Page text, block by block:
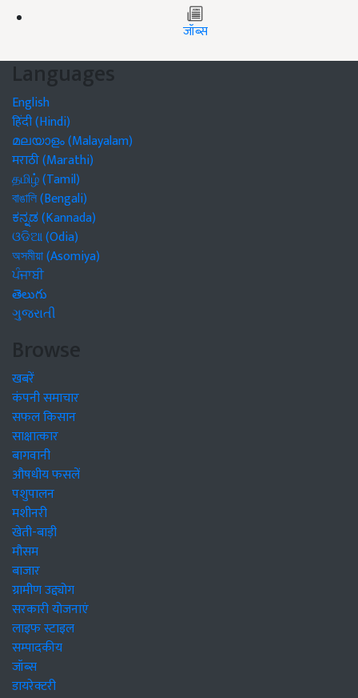
जॉब्स
Languages
English
हिंदी (Hindi)
മലയാളം (Malayalam)
मराठी (Marathi)
தமிழ் (Tamil)
বাঙালি (Bengali)
ಕನ್ನಡ (Kannada)
ଓଡିଆ (Odia)
অসমীয়া (Asomiya)
ਪੰਜਾਬੀ
తెలుగు
ગુજરાતી
Browse
खबरें
कंपनी समाचार
सफल किसान
साक्षात्कार
बागवानी
औषधीय फसलें
पशुपालन
मशीनरी
खेती-बाड़ी
मौसम
बाजार
ग्रामीण उद्द्योग
सरकारी योजनाएं
लाइफ स्टाइल
सम्पादकीय
जॉब्स
डायरेक्टरी